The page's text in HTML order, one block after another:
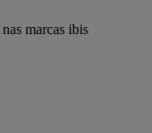
nas marcas ibis